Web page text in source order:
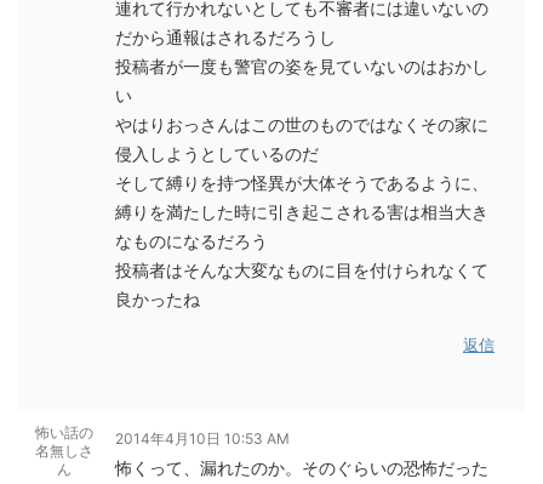
連れて行かれないとしても不審者には違いないの
だから通報はされるだろうし
投稿者が一度も警官の姿を見ていないのはおかし
い
やはりおっさんはこの世のものではなくその家に
侵入しようとしているのだ
そして縛りを持つ怪異が大体そうであるように、
縛りを満たした時に引き起こされる害は相当大き
なものになるだろう
投稿者はそんな大変なものに目を付けられなくて
良かったね
返信
怖い話の
名無しさ
ん
2014年4月10日 10:53 AM
怖くって、漏れたのか。そのぐらいの恐怖だった